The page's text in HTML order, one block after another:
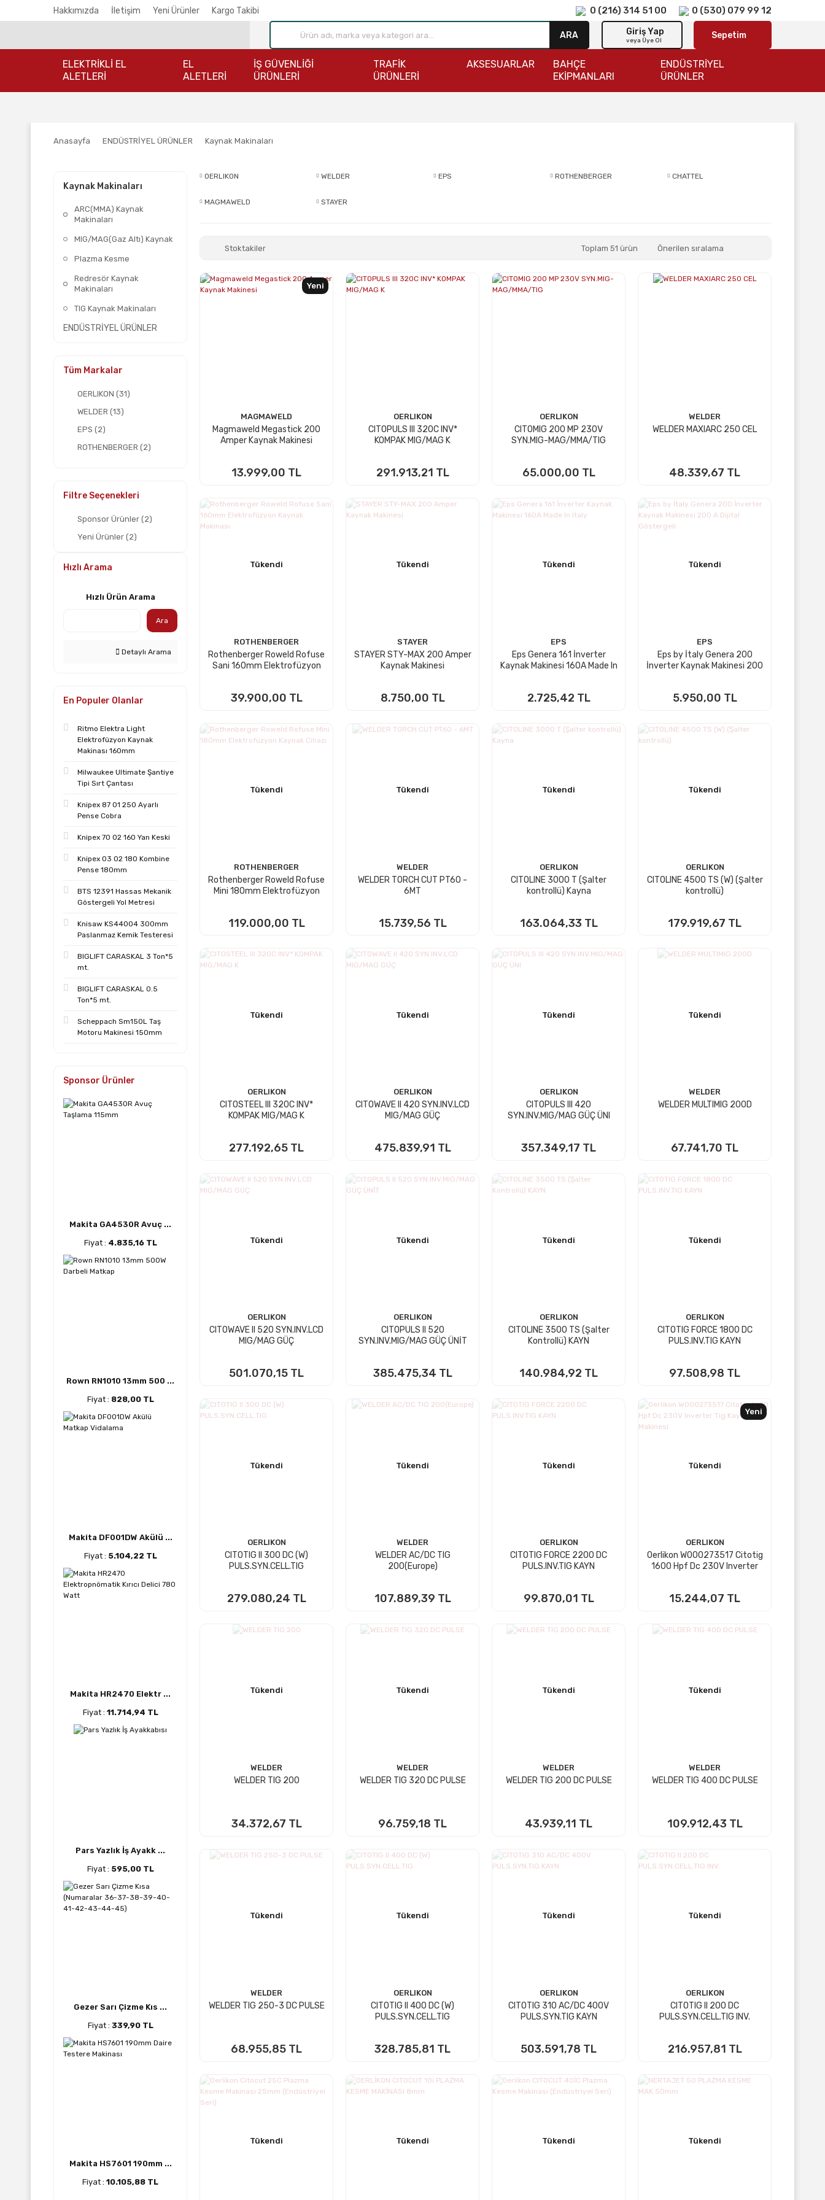
Hakkımızda İletişim Yeni Ürünler Kargo Takibi 0 (216) 314 51 00 0 (530) 079 99 12
ARA Giriş Yap
veya Üye Ol Sepetim
ELEKTRİKLİ EL
ALETLERİ
EL
ALETLERİ
İŞ GÜVENLİĞİ
ÜRÜNLERİ
TRAFİK
ÜRÜNLERİ
AKSESUARLAR
BAHÇE
EKİPMANLARI
ENDÜSTRİYEL
ÜRÜNLER
Anasayfa ENDÜSTRİYEL ÜRÜNLER Kaynak Makinaları
Kaynak Makinaları
ARC(MMA) Kaynak
Makinaları
MIG/MAG(Gaz Altı) Kaynak
Plazma Kesme
Redresör Kaynak
Makinaları
TIG Kaynak Makinaları
ENDÜSTRİYEL ÜRÜNLER
Tüm Markalar
OERLIKON (31)
WELDER (13)
EPS (2)
ROTHENBERGER (2)
STAYER (1)
Filtre Seçenekleri
Sponsor Ürünler (2)
Yeni Ürünler (2)
Hızlı Arama
Hızlı Ürün Arama
Ara
Detaylı Arama
En Populer Olanlar
Ritmo Elektra Light
Elektrofüzyon Kaynak
Makinası 160mm
Milwaukee Ultimate Şantiye
Tipi Sırt Çantası
Knipex 87 01 250 Ayarlı
Pense Cobra
Knipex 70 02 160 Yan Keski
Knipex 03 02 180 Kombine
Pense 180mm
BTS 12391 Hassas Mekanik
Göstergeli Yol Metresi
Knisaw KS44004 300mm
Paslanmaz Kemik Testeresi
BIGLIFT CARASKAL 3 Ton*5
mt.
BIGLIFT CARASKAL 0.5
Ton*5 mt.
Scheppach Sm150L Taş
Motoru Makinesi 150mm
Sponsor Ürünler
Makita GA4530R Avuç ...
Fiyat : 4.835,16 TL
Rown RN1010 13mm 500 ...
Fiyat : 828,00 TL
Makita DF001DW Akülü ...
Fiyat : 5.104,22 TL
Makita HR2470 Elektr ...
Fiyat : 11.714,94 TL
Pars Yazlık İş Ayakk ...
Fiyat : 595,00 TL
Gezer Sarı Çizme Kıs ...
Fiyat : 339,90 TL
Makita HS7601 190mm ...
Fiyat : 10.105,88 TL
OERLIKON WELDER EPS ROTHENBERGER CHATTEL
MAGMAWELD STAYER
Stoktakiler Toplam 51 ürün
Yeni
MAGMAWELD
Magmaweld Megastick 200
Amper Kaynak Makinesi
13.999,00 TL
SEPETE EKLE
OERLIKON
CITOPULS III 320C INV*
KOMPAK MIG/MAG K
291.913,21 TL
SEPETE EKLE
OERLIKON
CITOMIG 200 MP 230V
SYN.MIG-MAG/MMA/TIG
65.000,00 TL
SEPETE EKLE
WELDER
WELDER MAXIARC 250 CEL
48.339,67 TL
SEPETE EKLE
Tükendi
ROTHENBERGER
Rothenberger Roweld Rofuse
Sani 160mm Elektrofüzyon
39.900,00 TL
STOKTA YOK
Tükendi
STAYER
STAYER STY-MAX 200 Amper
Kaynak Makinesi
8.750,00 TL
STOKTA YOK
Tükendi
EPS
Eps Genera 161 İnverter
Kaynak Makinesi 160A Made In
2.725,42 TL
STOKTA YOK
Tükendi
EPS
Eps by İtaly Genera 200
İnverter Kaynak Makinesi 200
5.950,00 TL
STOKTA YOK
Tükendi
ROTHENBERGER
Rothenberger Roweld Rofuse
Mini 180mm Elektrofüzyon
119.000,00 TL
STOKTA YOK
Tükendi
WELDER
WELDER TORCH CUT PT60 -
6MT
15.739,56 TL
STOKTA YOK
Tükendi
OERLIKON
CITOLINE 3000 T (Şalter
kontrollü) Kayna
163.064,33 TL
STOKTA YOK
Tükendi
OERLIKON
CITOLINE 4500 TS (W) (Şalter
kontrollü)
179.919,67 TL
STOKTA YOK
Tükendi
OERLIKON
CITOSTEEL III 320C INV*
KOMPAK MIG/MAG K
277.192,65 TL
STOKTA YOK
Tükendi
OERLIKON
CITOWAVE II 420 SYN.INV.LCD
MIG/MAG GÜÇ
475.839,91 TL
STOKTA YOK
Tükendi
OERLIKON
CITOPULS III 420
SYN.INV.MIG/MAG GÜÇ ÜNI
357.349,17 TL
STOKTA YOK
Tükendi
WELDER
WELDER MULTIMIG 200D
67.741,70 TL
STOKTA YOK
Tükendi
OERLIKON
CITOWAVE II 520 SYN.INV.LCD
MIG/MAG GÜÇ
501.070,15 TL
STOKTA YOK
Tükendi
OERLIKON
CITOPULS II 520
SYN.INV.MIG/MAG GÜÇ ÜNİT
385.475,34 TL
STOKTA YOK
Tükendi
OERLIKON
CITOLINE 3500 TS (Şalter
Kontrollü) KAYN
140.984,92 TL
STOKTA YOK
Tükendi
OERLIKON
CITOTIG FORCE 1800 DC
PULS.INV.TIG KAYN
97.508,98 TL
STOKTA YOK
Tükendi
OERLIKON
CITOTIG II 300 DC (W)
PULS.SYN.CELL.TIG
279.080,24 TL
STOKTA YOK
Tükendi
WELDER
WELDER AC/DC TIG
200(Europe)
107.889,39 TL
STOKTA YOK
Tükendi
OERLIKON
CITOTIG FORCE 2200 DC
PULS.INV.TIG KAYN
99.870,01 TL
STOKTA YOK
Yeni
Tükendi
OERLIKON
Oerlikon W000273517 Citotig
1600 Hpf Dc 230V Inverter
15.244,07 TL
STOKTA YOK
Tükendi
WELDER
WELDER TIG 200
34.372,67 TL
STOKTA YOK
Tükendi
WELDER
WELDER TIG 320 DC PULSE
96.759,18 TL
STOKTA YOK
Tükendi
WELDER
WELDER TIG 200 DC PULSE
43.939,11 TL
STOKTA YOK
Tükendi
WELDER
WELDER TIG 400 DC PULSE
109.912,43 TL
STOKTA YOK
Tükendi
WELDER
WELDER TIG 250-3 DC PULSE
68.955,85 TL
STOKTA YOK
Tükendi
OERLIKON
CITOTIG II 400 DC (W)
PULS.SYN.CELL.TIG
328.785,81 TL
STOKTA YOK
Tükendi
OERLIKON
CITOTIG 310 AC/DC 400V
PULS.SYN.TIG KAYN
503.591,78 TL
STOKTA YOK
Tükendi
OERLIKON
CITOTIG II 200 DC
PULS.SYN.CELL.TIG INV.
216.957,81 TL
STOKTA YOK
Tükendi Tükendi Tükendi Tükendi